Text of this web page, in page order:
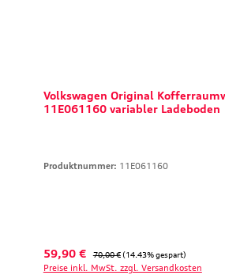
Volkswagen Original
11E061160 variabler Ladeboden
Produktnummer: 11E061160
Verkaufspreis:
59,90 € Regulärer Preis:
70,00 € (14.43% gespart)
Preise inkl. MwSt. zzgl. Versandkosten